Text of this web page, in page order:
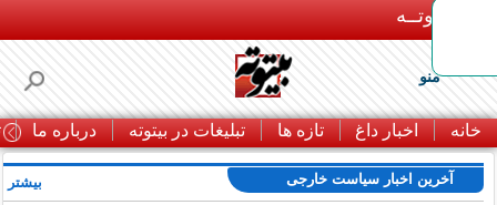
بـیتوتــه
منو
خانه اخبار داغ تازه ها تبلیغات در بیتوته درباره ما
آخرین اخبار سیاست خارجی بیشتر